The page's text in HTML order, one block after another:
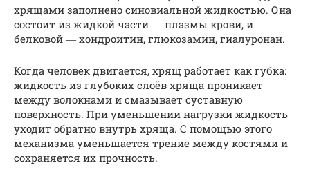
хрящами заполнено синовиальной жидкостью. Она
состоит из жидкой части ― плазмы крови, и
белковой ― хондроитин, глюкозамин, гиалуронан.
Когда человек двигается, хрящ работает как губка:
жидкость из глубоких слоёв хряща проникает
между волокнами и смазывает суставную
поверхность. При уменьшении нагрузки жидкость
уходит обратно внутрь хряща. С помощью этого
механизма уменьшается трение между костями и
сохраняется их прочность.